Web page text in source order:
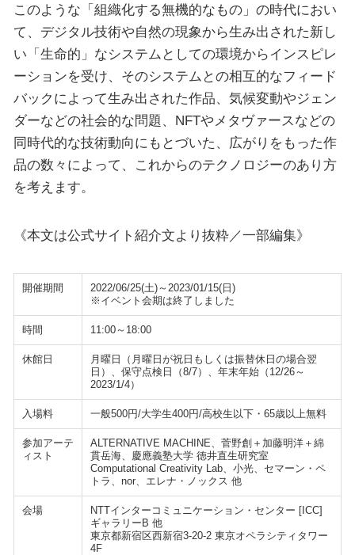
このような「組織化する無機的なもの」の時代におい
て、デジタル技術や自然の現象から生み出された新し
い「生命的」なシステムとしての環境からインスピレ
ーションを受け、そのシステムとの相互的なフィード
バックによって生み出された作品、気候変動やジェン
ダーなどの社会的な問題、NFTやメタヴァースなどの
同時代的な技術動向にもとづいた、広がりをもった作
品の数々によって、これからのテクノロジーのあり方
を考えます。
《本文は公式サイト紹介文より抜粋／一部編集》
開催期間
2022/06/25(土)～2023/01/15(日)
※イベント会期は終了しました
時間 11:00～18:00
休館日
月曜日（月曜日が祝日もしくは振替休日の場合翌
日）、保守点検日（8/7）、年末年始（12/26～
2023/1/4）
入場料 一般500円/大学生400円/高校生以下・65歳以上無料
参加アーテ
ィスト
ALTERNATIVE MACHINE、菅野創＋加藤明洋＋綿
貫岳海、慶應義塾大学 徳井直生研究室
Computational Creativity Lab、小光、セマーン・ペ
トラ、nor、エレナ・ノックス 他
会場
NTTインターコミュニケーション・センター [ICC]
ギャラリーB 他
東京都新宿区西新宿3-20-2 東京オペラシティタワー
4F